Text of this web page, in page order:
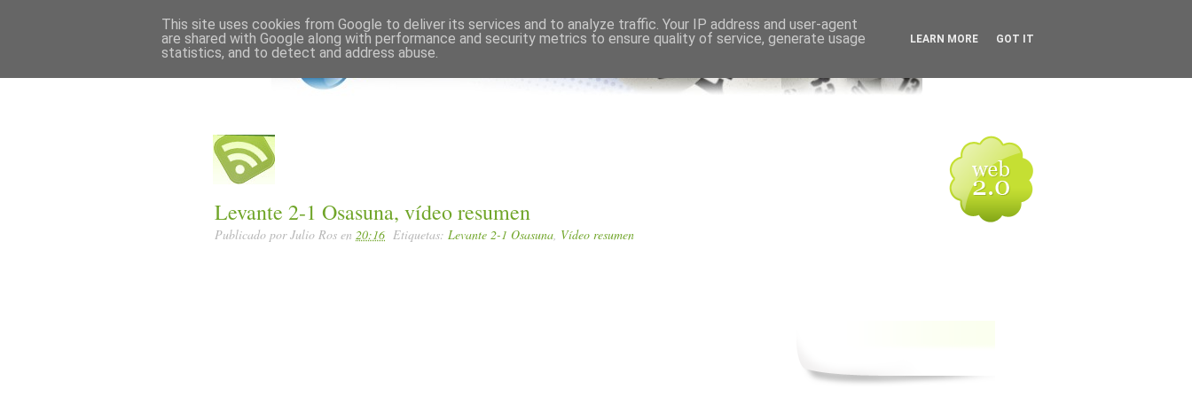
Levante 2-1 Osasuna, vídeo resumen
Publicado porJulio Ros en 20:16 Etiquetas: Levante 2-1 Osasuna, Vídeo resumen
This site uses cookies from Google to deliver its services and to analyze traffic. Your IP address and user-agent
are shared with Google along with performance and security metrics to ensure quality of service, generate usage
statistics, and to detect and address abuse.
LEARN MORE GOT IT